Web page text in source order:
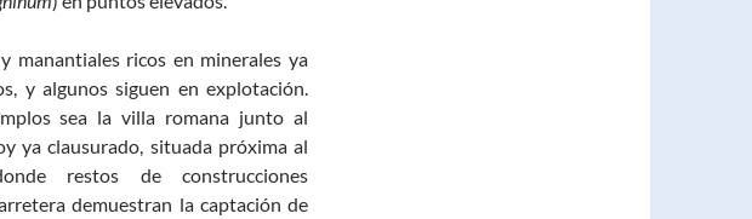
manantiales ricos en minerales ya
y algunos siguen en explotación.
sea la villa romana junto al
ya clausurado, situada próxima al
restos de construcciones
demuestran la captación de